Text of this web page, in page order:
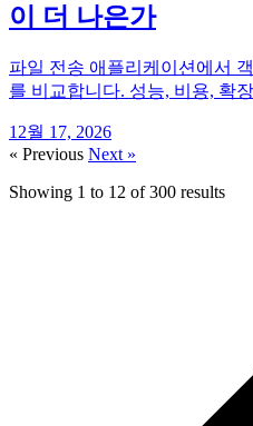
이 더 나은가
파일 전송 애플리케이션에서
를 비교합니다. 성능, 비용, 확
12월 17, 2026
« Previous Next »
Showing 1 to 12 of300 results